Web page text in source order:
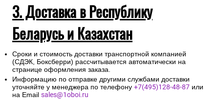
3. Доставка в Республику
Беларусь и Казахстан
Сроки и стоимость доставки транспортной компанией
(СДЭК, Боксберри) рассчитывается автоматически на
странице оформления заказа.
Информацию по отправке другими службами доставки
уточняйте у менеджера по телефону +7(495)128-48-87 или
на Email sales@1oboi.ru